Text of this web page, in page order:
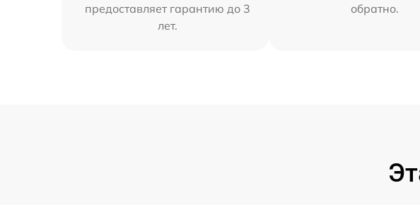
предоставляет гарантию до 3
лет.
обратно.